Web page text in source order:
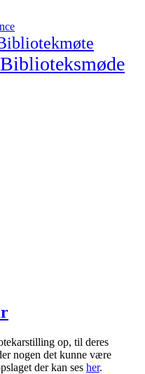
op, til deres
nogen det kunne være
der kan ses her.